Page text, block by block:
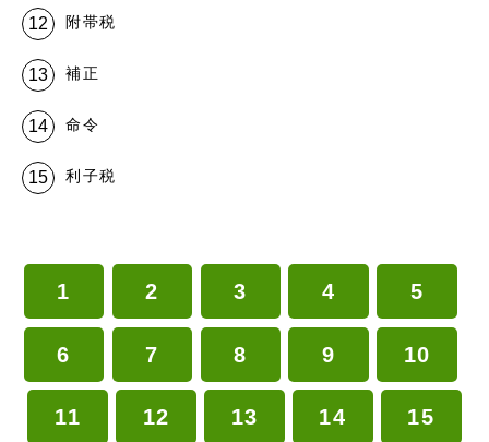
附帯税
補正
命令
利子税
1 2 3 4 5
6 7 8 9 10
11 12 13 14 15